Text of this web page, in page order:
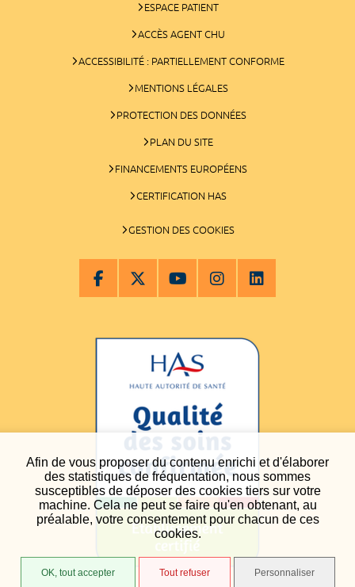
Afin de vous proposer du contenu enrichi et d'élaborer
des statistiques de fréquentation, nous sommes
susceptibles de déposer des cookies tiers sur votre
machine. Cela ne peut se faire qu'en obtenant, au
préalable, votre consentement pour chacun de ces
cookies.
OK, tout accepter Tout refuser Personnaliser
ESPACE PATIENT
ACCÈS AGENT CHU
ACCESSIBILITÉ : PARTIELLEMENT CONFORME
MENTIONS LÉGALES
PROTECTION DES DONNÉES
PLAN DU SITE
FINANCEMENTS EUROPÉENS
CERTIFICATION HAS
GESTION DES COOKIES